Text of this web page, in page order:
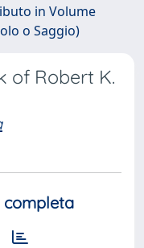
in Volume
o Saggio)
of Robert K.
completa